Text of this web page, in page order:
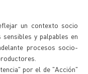
un contexto socio
y palpables en
procesos socio-
por el de "Acción"